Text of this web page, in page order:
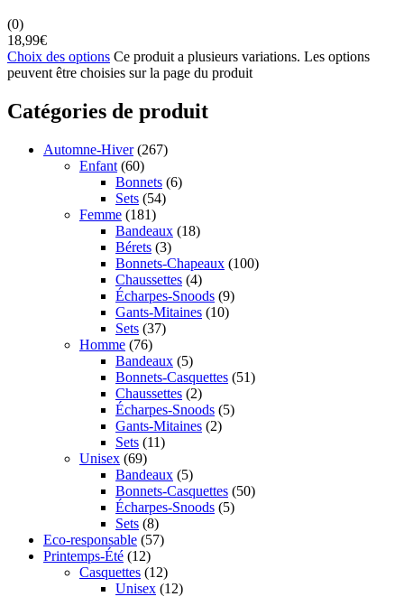
(0)
18,99€
Choix des options Ce produit a plusieurs variations. Les options
peuvent être choisies sur la page du produit
Catégories de produit
Automne-Hiver (267)
Enfant (60)
Bonnets (6)
Sets (54)
Femme (181)
Bandeaux (18)
Bérets (3)
Bonnets-Chapeaux (100)
Chaussettes (4)
Écharpes-Snoods (9)
Gants-Mitaines (10)
Sets (37)
Homme (76)
Bandeaux (5)
Bonnets-Casquettes (51)
Chaussettes (2)
Écharpes-Snoods (5)
Gants-Mitaines (2)
Sets (11)
Unisex (69)
Bandeaux (5)
Bonnets-Casquettes (50)
Écharpes-Snoods (5)
Sets (8)
Eco-responsable (57)
Printemps-Été (12)
Casquettes (12)
Unisex (12)